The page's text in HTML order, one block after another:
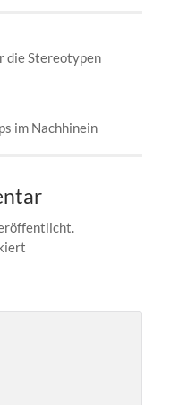
die Stereotypen
im Nachhinein